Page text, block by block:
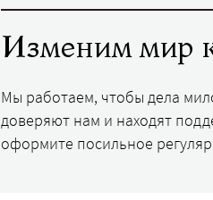
Изменим мир
Мы работаем, чтобы дела
доверяют нам и находят
оформите посильное